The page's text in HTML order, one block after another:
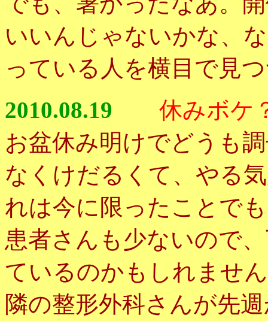
いいんじゃないかな、
っている人を横目で見
2010.08.19
休みボケ
お盆休み明けでどうも
なくけだるくて、やる
れは今に限ったことで
患者さんも少ないので
ているのかもしれませ
隣の整形外科さんが先